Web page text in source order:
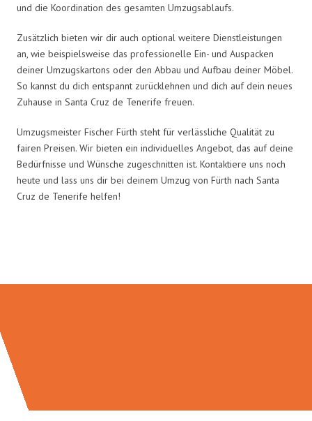
und die Koordination des gesamten Umzugsablaufs.
Zusätzlich bieten wir dir auch optional weitere Dienstleistungen
an, wie beispielsweise das professionelle Ein- und Auspacken
deiner Umzugskartons oder den Abbau und Aufbau deiner Möbel.
So kannst du dich entspannt zurücklehnen und dich auf dein neues
Zuhause in Santa Cruz de Tenerife freuen.
Umzugsmeister Fischer Fürth steht für verlässliche Qualität zu
fairen Preisen. Wir bieten ein individuelles Angebot, das auf deine
Bedürfnisse und Wünsche zugeschnitten ist. Kontaktiere uns noch
heute und lass uns dir bei deinem Umzug von Fürth nach Santa
Cruz de Tenerife helfen!